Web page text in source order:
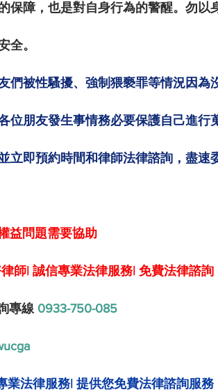
保障，也是對自身行為的警醒。勿以
全。
們被性騷擾、強制猥褻罪等情況因為
位朋友發生事情務必要保護自己進行
立即預約時間和律師法律諮詢， 盡速
益問題需要協助
師| 誠信專業法律服務| 免費法律諮詢
專線 0933-750-085
業法律服務| 提供您免費法律諮詢服務